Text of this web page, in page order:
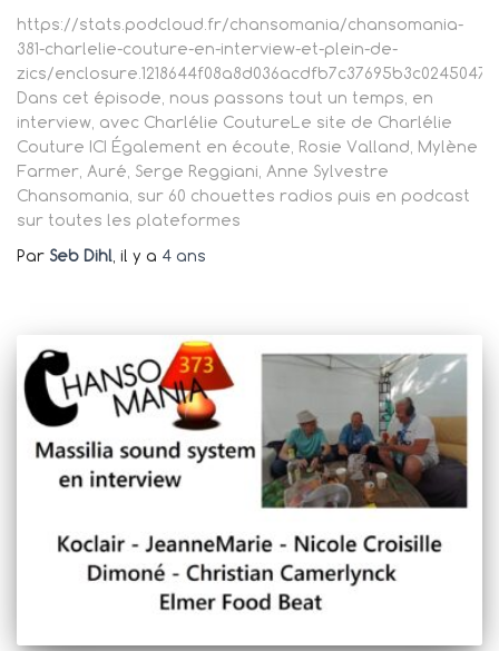
https://stats.podcloud.fr/chansomania/chansomania-
381-charlelie-couture-en-interview-et-plein-de-
zics/
Dans cet épisode, nous passons tout un temps, en
interview, avec Charlélie CoutureLe site de Charlélie
Couture ICI Également en écoute, Rosie Valland, Mylène
Farmer, Auré, Serge Reggiani, Anne Sylvestre
Chansomania, sur 60 chouettes radios puis en podcast
sur toutes les plateformes
Par Seb Dihl, il y a 4 ans